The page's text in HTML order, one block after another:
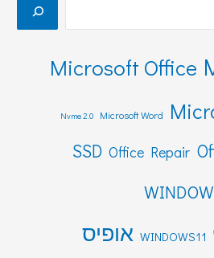
Microsoft Office
Microsoft Word
Nvme 2.0
Office Repair
SSD
WINDOWS11 אופיס